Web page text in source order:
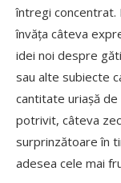
întregi concentrat.
învăța câteva
idei noi despre
sau alte subiecte
cantitate uriașă de
potrivit, câteva
surprinzătoare în
adesea cele mai